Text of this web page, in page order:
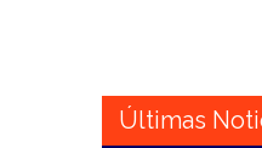
Últimas